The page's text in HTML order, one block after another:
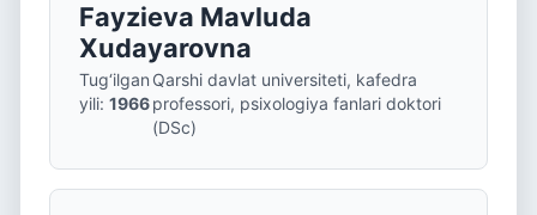
Fayzieva Mavluda
Xudayarovna
Tug‘ilgan
yili: 1966
Qarshi davlat universiteti, kafedra
professori, psixologiya fanlari doktori
(DSc)